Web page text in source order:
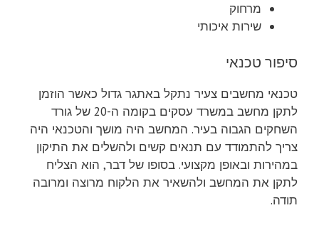
מרחוק
שירות איכותי
סיפור טכנאי
טכנאי מחשבים צעיר נתקל באתגר גדול כאשר הוזמן
לתקן מחשב במשרד עסקים בקומה ה-20 של גורד
השחקים הגבוה בעיר. המחשב היה מושך והטכנאי היה
צריך להתמודד עם תנאים קשים ולהשלים את התיקון
במהירות ובאופן מקצועי. בסופו של דבר, הוא הצליח
לתקן את המחשב ולהשאיר את הלקוח מרוצה ומרובה
תודה.